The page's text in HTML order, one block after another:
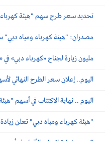
تحديد سعر طرح سهم "هيئة كهرباء ومياه دبي" عند 2.48 درهم..
مصدران: "هيئة كهرباء ومياه دبي"
مليون زيارة لجناح «كهرباء دبي» في
اليوم.. إعلان سعر الطرح النهائي
اليوم .. نهاية الاكتتاب في أسهم
"هيئة كهرباء ومياه دبي" تعلن زيادة عدد